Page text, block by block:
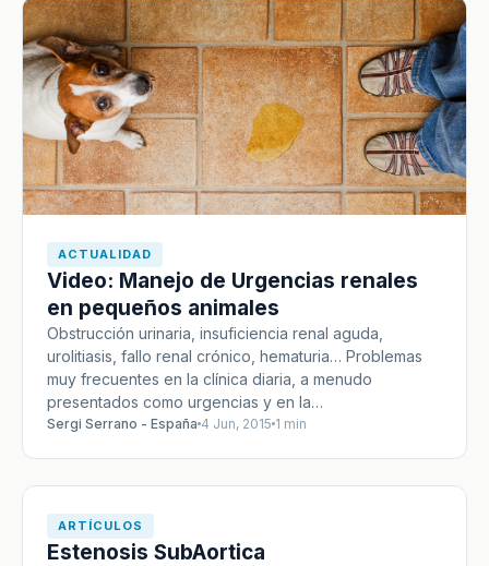
ACTUALIDAD
Video: Manejo de Urgencias renales
en pequeños animales
Obstrucción urinaria, insuficiencia renal aguda,
urolitiasis, fallo renal crónico, hematuria… Problemas
muy frecuentes en la clínica diaria, a menudo
presentados como urgencias y en la…
Sergi Serrano - España 4 Jun, 2015 1 min
ARTÍCULOS
Estenosis SubAortica